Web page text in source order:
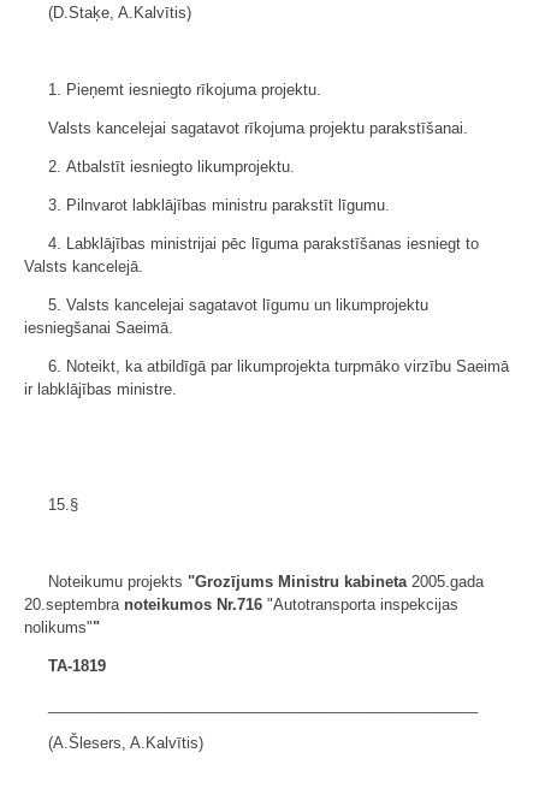
(D.Staķe, A.Kalvītis)
1. Pieņemt iesniegto rīkojuma projektu.
Valsts kancelejai sagatavot rīkojuma projektu parakstīšanai.
2. Atbalstīt iesniegto likumprojektu.
3. Pilnvarot labklājības ministru parakstīt līgumu.
4. Labklājības ministrijai pēc līguma parakstīšanas iesniegt to
Valsts kancelejā.
5. Valsts kancelejai sagatavot līgumu un likumprojektu
iesniegšanai Saeimā.
6. Noteikt, ka atbildīgā par likumprojekta turpmāko virzību Saeimā
ir labklājības ministre.
15.§
Noteikumu projekts "Grozījums Ministru kabineta2005.gada
20.septembra noteikumos Nr.716 "Autotransporta inspekcijas
nolikums""
TA-1819
(A.Šlesers, A.Kalvītis)